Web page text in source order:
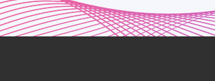
Osmonda oydek to'lgin